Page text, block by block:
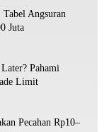
Angsuran
Juta
Pahami
Limit
Pecahan Rp10–